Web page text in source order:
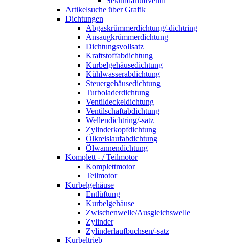
Artikelsuche über Grafik
Dichtungen
Abgaskrümmerdichtung/-dichtring
Ansaugkrümmerdichtung
Dichtungsvollsatz
Kraftstoffabdichtung
Kurbelgehäusedichtung
Kühlwasserabdichtung
Steuergehäusedichtung
Turboladerdichtung
Ventildeckeldichtung
Ventilschaftabdichtung
Wellendichtring/-satz
Zylinderkopfdichtung
Ölkreislaufabdichtung
Ölwannendichtung
Komplett - / Teilmotor
Komplettmotor
Teilmotor
Kurbelgehäuse
Entlüftung
Kurbelgehäuse
Zwischenwelle/Ausgleichswelle
Zylinder
Zylinderlaufbuchsen/-satz
Kurbeltrieb